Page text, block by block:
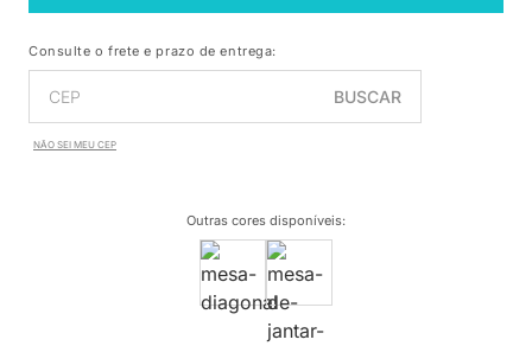
Consulte o frete e prazo de entrega:
BUSCAR
NÃO SEI MEU CEP
Outras cores disponíveis: